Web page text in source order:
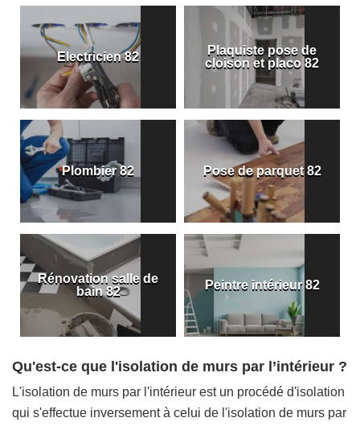
Electricien 82
Plaquiste pose de
cloison et placo 82
Plombier 82 Pose de parquet 82
Rénovation salle de
bain 82
Peintre intérieur 82
Qu'est-ce que l'isolation de murs par l’intérieur ?
L'isolation de murs par l'intérieur est un procédé d'isolation
qui s'effectue inversement à celui de l'isolation de murs par